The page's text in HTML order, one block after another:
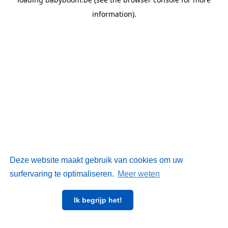
Deze website maakt gebruik van cookies om uw
surfervaring te optimaliseren. Meer weten
Ik begrijp het!
information).